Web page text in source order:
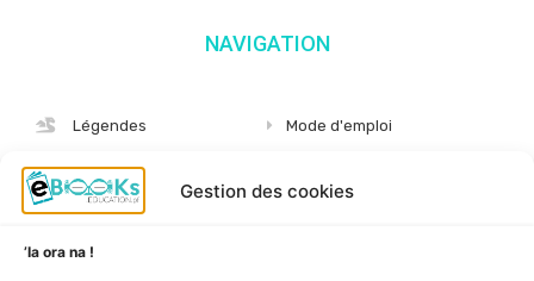
Gestion des cookies
’Ia ora na !
NAVIGATION
Légendes
Albums
Langues
Niveaux
Mode d'emploi